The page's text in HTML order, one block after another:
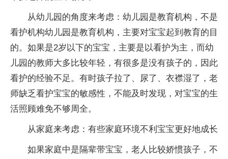
从幼儿园的角度来考虑：幼儿园是教育机构，不是
看护机构幼儿园是教育机构，主要对宝宝起到教育的目
的。如果是2岁以下的宝宝，主要是以看护为主，而幼
儿园的教师大多比较年轻，有很多是没有孩子的，因此
看护的经验不足。有时孩子拉了、尿了、衣襟湿了，老
师缺乏看护宝宝的敏感性，不能及时发现，对宝宝的生
活照顾难免不够周全。
从家庭来考虑：有些家庭环境不利宝宝更好地成长
如果家庭中是隔辈带宝宝，老人比较娇惯孩子，不